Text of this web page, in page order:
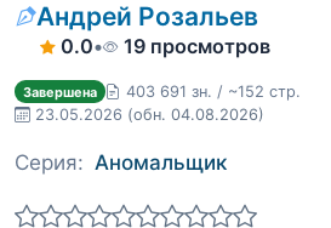
Андрей Розальев
0.0• 19 просмотров
Завершена
403 691 зн. / ~152 стр.
23.05.2026 (обн. 04.08.2026)
Серия: Аномальщик